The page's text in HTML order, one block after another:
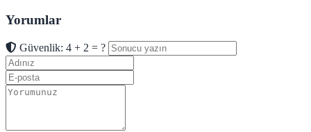
Yorumlar
Güvenlik: 4 + 2 = ?